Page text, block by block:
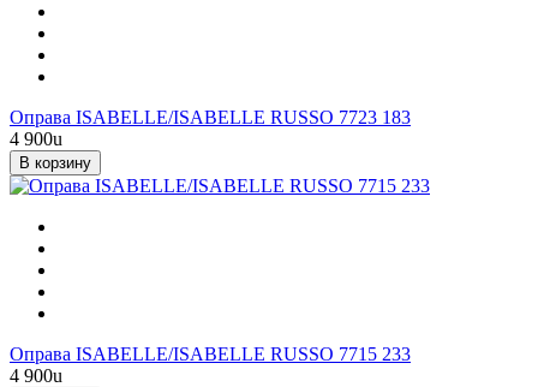
Оправа ISABELLE/ISABELLE RUSSO 7723 183
4 900u
В корзину
Оправа ISABELLE/ISABELLE RUSSO 7715 233
4 900u